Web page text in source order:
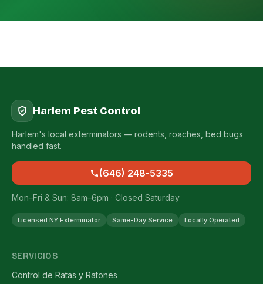
Harlem Pest Control
Harlem's local exterminators — rodents, roaches, bed bugs
handled fast.
(646) 248-5335
Mon–Fri & Sun: 8am–6pm · Closed Saturday
Licensed NY Exterminator Same-Day Service Locally Operated
SERVICIOS
Control de Ratas y Ratones